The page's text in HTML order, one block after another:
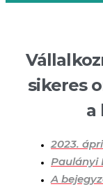
sikeres
a
2023.
Paulányi
A